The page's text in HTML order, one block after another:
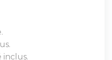
inclus.